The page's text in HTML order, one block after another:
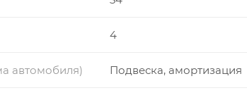
4
автомобиля) Подвеска, амортизация